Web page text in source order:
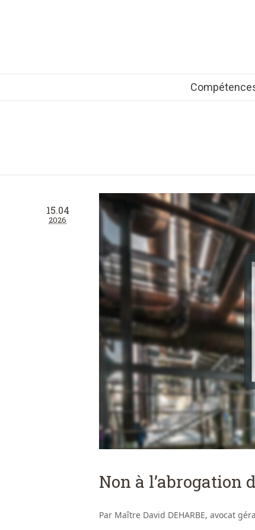
15.04
2026
Non à l’abrogation
Par Maître David DEHARBE, avocat